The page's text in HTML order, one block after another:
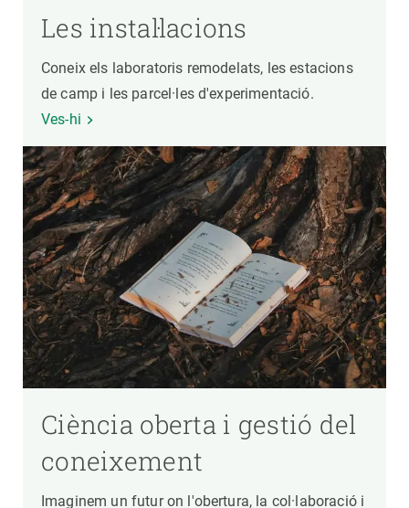
Les instal·lacions
Coneix els laboratoris remodelats, les estacions
de camp i les parcel·les d'experimentació.
Ves-hi
Ciència oberta i gestió del
coneixement
Imaginem un futur on l'obertura, la col·laboració i